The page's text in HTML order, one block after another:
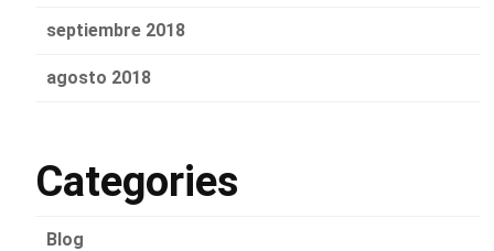
septiembre 2018
agosto 2018
Categories
Blog